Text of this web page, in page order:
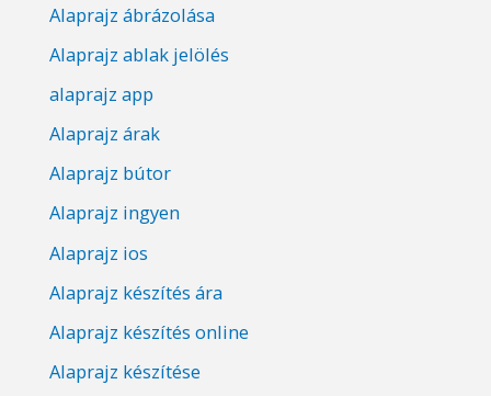
Alaprajz ábrázolása
Alaprajz ablak jelölés
alaprajz app
Alaprajz árak
Alaprajz bútor
Alaprajz ingyen
Alaprajz ios
Alaprajz készítés ára
Alaprajz készítés online
Alaprajz készítése